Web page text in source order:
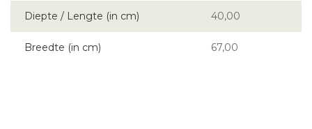
Diepte / Lengte (in cm) 40,00
Breedte (in cm) 67,00